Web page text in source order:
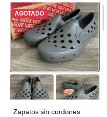
AGOTADO
Zapatos sin cordones